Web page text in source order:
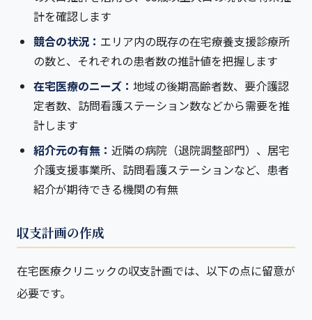
計を確認します
競合の状況： エリア内の既存の在宅療養支援診療所
の数と、それぞれの患者数の推計値を把握します
在宅医療のニーズ： 地域の後期高齢者数、要介護認
定者数、訪問看護ステーション数などから需要を推
計します
紹介元の有無： 近隣の病院（退院調整部門）、居宅
介護支援事業所、訪問看護ステーションなど、患者
紹介が期待できる機関の有無
収支計画の作成
在宅医療クリニックの収支計画では、以下の点に留意が
必要です。